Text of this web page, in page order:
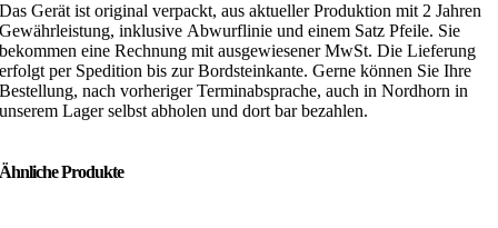
Das Gerät ist original verpackt, aus aktueller Produktion mit 2 Jahren
Gewährleistung, inklusive Abwurflinie und einem Satz Pfeile. Sie
bekommen eine Rechnung mit ausgewiesener MwSt. Die Lieferung
erfolgt per Spedition bis zur Bordsteinkante. Gerne können Sie Ihre
Bestellung, nach vorheriger Terminabsprache, auch in Nordhorn in
unserem Lager selbst abholen und dort bar bezahlen.
Ähnliche Produkte